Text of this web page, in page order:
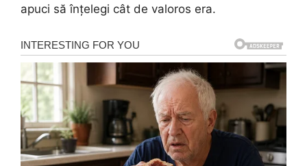
apuci să înțelegi cât de valoros era.